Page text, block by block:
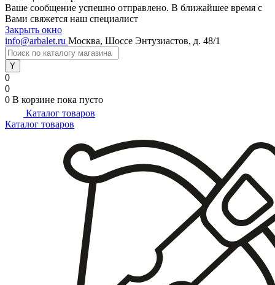
Ваше сообщение успешно отправлено. В ближайшее время с
Вами свяжется наш специалист
Закрыть окно
info@arbalet.ru Москва, Шоссе Энтузиастов, д. 48/1
0
0
0 В корзине пока пусто
Каталог товаров
Каталог товаров